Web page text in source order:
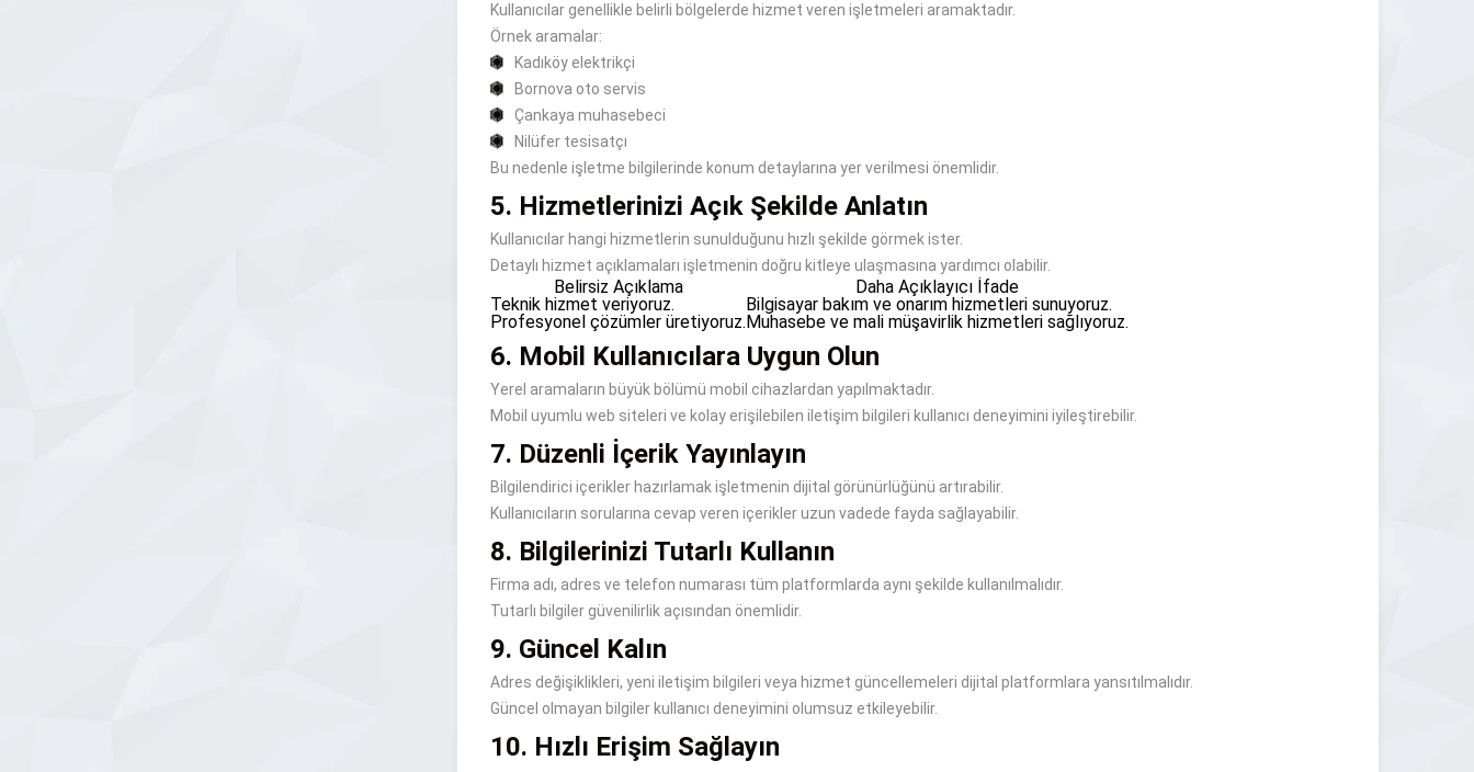
Kullanıcılar genellikle belirli bölgelerde hizmet veren işletmeleri aramaktadır.
Örnek aramalar:
Kadıköy elektrikçi
Bornova oto servis
Çankaya muhasebeci
Nilüfer tesisatçı
Bu nedenle işletme bilgilerinde konum detaylarına yer verilmesi önemlidir.
5. Hizmetlerinizi Açık Şekilde Anlatın
Kullanıcılar hangi hizmetlerin sunulduğunu hızlı şekilde görmek ister.
Detaylı hizmet açıklamaları işletmenin doğru kitleye ulaşmasına yardımcı olabilir.
Belirsiz Açıklama
Daha Açıklayıcı İfade
Teknik hizmet veriyoruz.
Bilgisayar bakım ve onarım hizmetleri sunuyoruz.
Profesyonel çözümler üretiyoruz.Muhasebe ve mali müşavirlik hizmetleri sağlıyoruz.
6. Mobil Kullanıcılara Uygun Olun
Yerel aramaların büyük bölümü mobil cihazlardan yapılmaktadır.
Mobil uyumlu web siteleri ve kolay erişilebilen iletişim bilgileri kullanıcı deneyimini iyileştirebilir.
7. Düzenli İçerik Yayınlayın
Bilgilendirici içerikler hazırlamak işletmenin dijital görünürlüğünü artırabilir.
Kullanıcıların sorularına cevap veren içerikler uzun vadede fayda sağlayabilir.
8. Bilgilerinizi Tutarlı Kullanın
Firma adı, adres ve telefon numarası tüm platformlarda aynı şekilde kullanılmalıdır.
Tutarlı bilgiler güvenilirlik açısından önemlidir.
9. Güncel Kalın
Adres değişiklikleri, yeni iletişim bilgileri veya hizmet güncellemeleri dijital platformlara yansıtılmalıdır.
Güncel olmayan bilgiler kullanıcı deneyimini olumsuz etkileyebilir.
10. Hızlı Erişim Sağlayın